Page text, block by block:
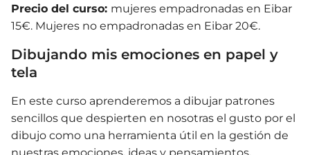
Precio del curso: mujeres empadronadas en Eibar
15€. Mujeres no empadronadas en Eibar 20€.
Dibujando mis emociones en papel y
tela
En este curso aprenderemos a dibujar patrones
sencillos que despierten en nosotras el gusto por el
dibujo como una herramienta útil en la gestión de